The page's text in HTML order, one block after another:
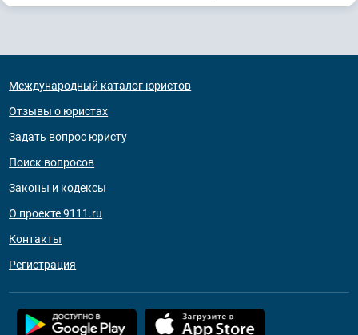
Международный каталог юристов
Отзывы о юристах
Задать вопрос юристу
Поиск вопросов
Законы и кодексы
О проекте 9111.ru
Контакты
Регистрация